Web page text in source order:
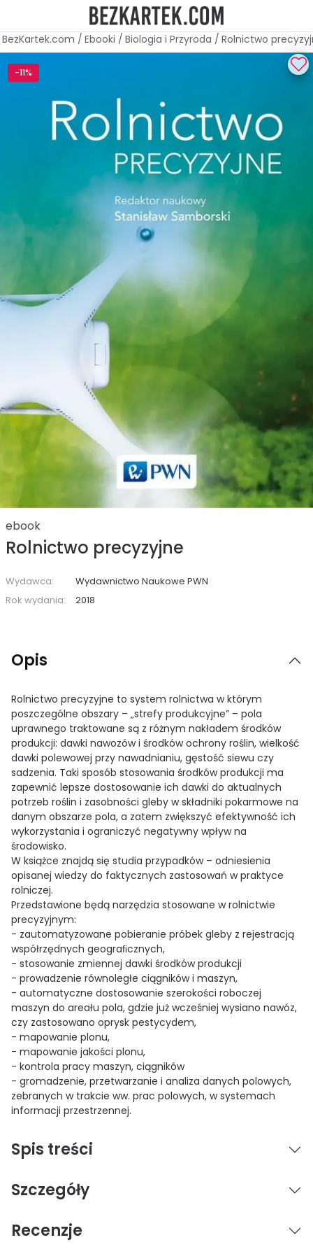
BezKartek.com / Ebooki / Biologia i Przyroda / Rolnictwo
-11%
ebook
Rolnictwo precyzyjne
Wydawca:
Wydawnictwo Naukowe PWN
Rok wydania:
2018
Opis
Rolnictwo precyzyjne to system rolnictwa w którym
poszczególne obszary – „strefy produkcyjne” – pola
uprawnego traktowane są z różnym nakładem środków
produkcji: dawki nawozów i środków ochrony roślin, wielkość
dawki polewowej przy nawadnianiu, gęstość siewu czy
sadzenia. Taki sposób stosowania środków produkcji ma
zapewnić lepsze dostosowanie ich dawki do aktualnych
potrzeb roślin i zasobności gleby w składniki pokarmowe na
danym obszarze pola, a zatem zwiększyć efektywność ich
wykorzystania i ograniczyć negatywny wpływ na
środowisko.
W książce znajdą się studia przypadków – odniesienia
opisanej wiedzy do faktycznych zastosowań w praktyce
rolniczej.
Przedstawione będą narzędzia stosowane w rolnictwie
precyzyjnym:
- zautomatyzowane pobieranie próbek gleby z rejestracją
współrzędnych geograﬁcznych,
- stosowanie zmiennej dawki środków produkcji
- prowadzenie równoległe ciągników i maszyn,
- automatyczne dostosowanie szerokości roboczej
maszyn do areału pola, gdzie już wcześniej wysiano nawóz,
czy zastosowano oprysk pestycydem,
- mapowanie plonu,
- mapowanie jakości plonu,
- kontrola pracy maszyn, ciągników
- gromadzenie, przetwarzanie i analiza danych polowych,
zebranych w trakcie ww. prac polowych, w systemach
informacji przestrzennej.
Spis treści
Szczegóły
Recenzje